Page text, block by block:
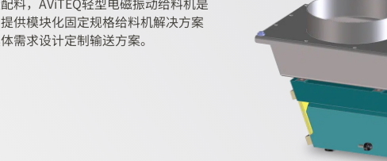
料，AViTEQ轻型电磁振动给料机是
供模块化固定规格给料机解决方案
需求设计定制输送方案。